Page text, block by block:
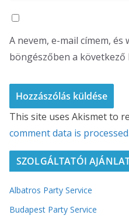
A nevem, e-mail címem,
böngészőben a következő
This site uses Akismet to
comment data is processed.
SZOLGÁLTATÓI
Albatros Party Service
Budapest Party Service